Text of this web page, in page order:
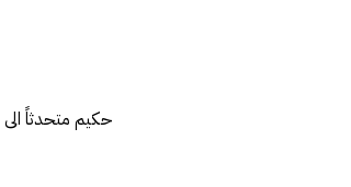
حكيم متحدثاً